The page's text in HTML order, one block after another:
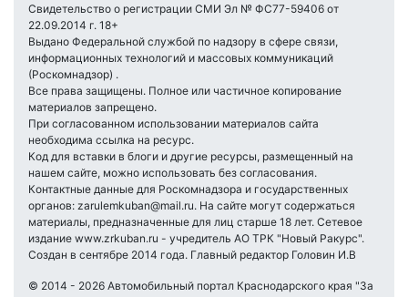
Свидетельство о регистрации СМИ Эл № ФС77-59406 от
22.09.2014 г. 18+
Выдано Федеральной службой по надзору в сфере связи,
информационных технологий и массовых коммуникаций
(Роскомнадзор) .
Все права защищены. Полное или частичное копирование
материалов запрещено.
При согласованном использовании материалов сайта
необходима ссылка на ресурс.
Код для вставки в блоги и другие ресурсы, размещенный на
нашем сайте, можно использовать без согласования.
Контактные данные для Роскомнадзора и государственных
органов: zarulemkuban@mail.ru. На сайте могут содержаться
материалы, предназначенные для лиц старше 18 лет. Сетевое
издание www.zrkuban.ru - учредитель АО ТРК "Новый Ракурс".
Создан в сентябре 2014 года. Главный редактор Головин И.В
© 2014 - 2026 Автомобильный портал Краснодарского края "За